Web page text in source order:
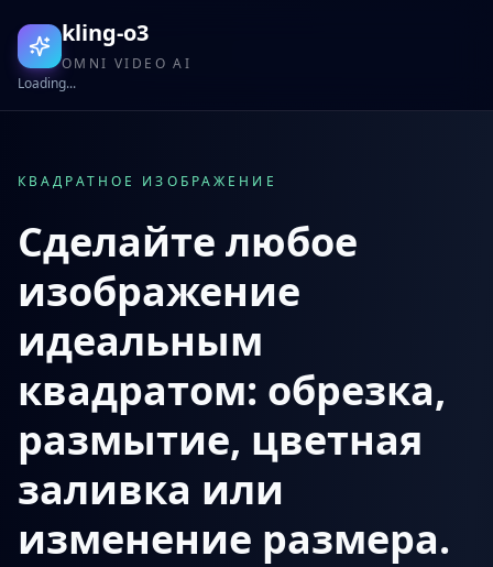
kling-o3
OMNI VIDEO AI
Loading...
КВАДРАТНОЕ ИЗОБРАЖЕНИЕ
Сделайте любое
изображение
идеальным
квадратом: обрезка,
размытие, цветная
заливка или
изменение размера.